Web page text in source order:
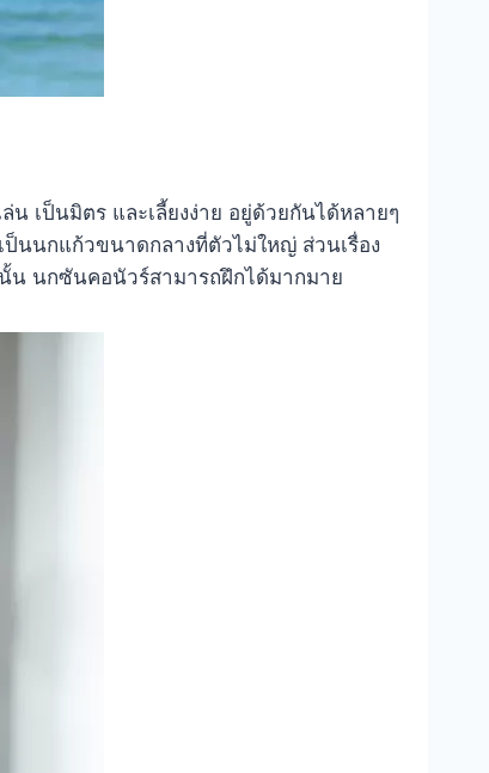
เป็นมิตร และเลี้ยงง่าย อยู่ด้วยกันได้หลายๆ
นนกแก้วขนาดกลางที่ตัวไม่ใหญ่ ส่วนเรื่อง
น นกซันคอนัวร์สามารถฝึกได้มากมาย